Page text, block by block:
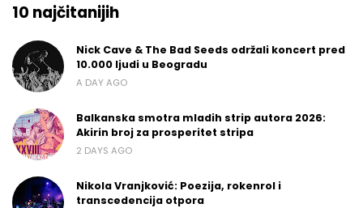
10 najčitanijih
Nick Cave & The Bad Seeds održali koncert pred
10.000 ljudi u Beogradu
A DAY AGO
Balkanska smotra mladih strip autora 2026:
Akirin broj za prosperitet stripa
2 DAYS AGO
Nikola Vranjković: Poezija, rokenrol i
transcedencija otpora